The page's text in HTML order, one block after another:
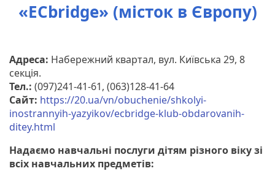
«ECbridge» (місток в Європу)
Адреса: Набережний квартал, вул. Київська 29, 8
секція.
Тел.: (097)241-41-61, (063)128-41-64
Сайт: https://20.ua/vn/obuchenie/shkolyi-
inostrannyih-yazyikov/ecbridge-klub-obdarovanih-
ditey.html
Надаємо навчальні послуги дітям різного віку зі
всіх навчальних предметів: